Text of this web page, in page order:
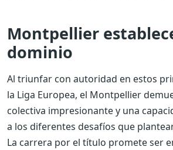
Montpellier
dominio
Al triunfar con autoridad en estos
la Liga Europea, el Montpellier
colectiva impresionante y una
a los diferentes desafíos que
La carrera por el título promete ser